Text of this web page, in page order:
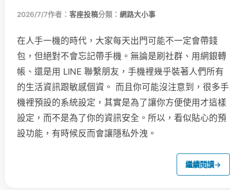
2026/7/7作者： 客座投稿分類： 網路大小事
在人手一機的時代，大家每天出門可能不一定會帶錢
包，但絕對不會忘記帶手機。無論是刷社群、用網銀轉
帳、還是用 LINE 聯繫朋友，手機裡幾乎裝著人們所有
的生活資訊跟敏感個資。 而且你可能沒注意到，很多手
機裡預設的系統設定，其實是為了讓你方便使用才這樣
設定，而不是為了你的資訊安全。所以，看似貼心的預
設功能，有時候反而會讓隱私外洩。
繼續閱讀→